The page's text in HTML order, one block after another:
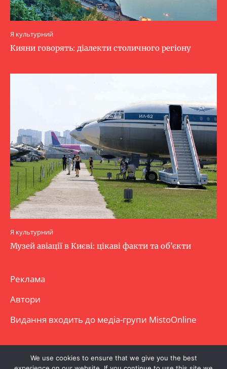
Я культурний
Кияни говорять: діалекти столичного регіону
Я культурний
Музей авіації в Києві: цікаві факти та об’єкти
Реклама
Автори
Видання входить до медіа-групи MistoOnline
Copyright © Повне використання матеріалу
We use cookies to ensure that we give you the best